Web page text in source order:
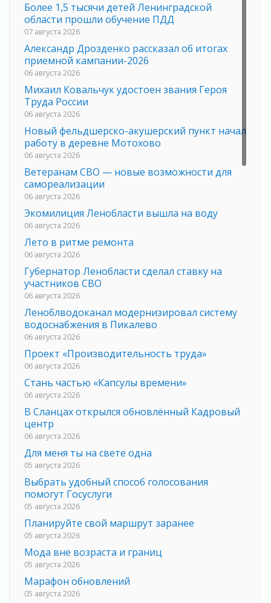
Более 1,5 тысячи детей Ленинградской
области прошли обучение ПДД
07 августа 2026
Александр Дрозденко рассказал об итогах
приемной кампании-2026
06 августа 2026
Михаил Ковальчук удостоен звания Героя
Труда России
06 августа 2026
Новый фельдшерско-акушерский пункт начал
работу в деревне Мотохово
06 августа 2026
Ветеранам СВО — новые возможности для
самореализации
06 августа 2026
Экомилиция Ленобласти вышла на воду
06 августа 2026
Лето в ритме ремонта
06 августа 2026
Губернатор Ленобласти сделал ставку на
участников СВО
06 августа 2026
Леноблводоканал модернизировал систему
водоснабжения в Пикалево
06 августа 2026
Проект «Производительность труда»
06 августа 2026
Стань частью «Капсулы времени»
06 августа 2026
В Сланцах открылся обновлённый Кадровый
центр
06 августа 2026
Для меня ты на свете одна
05 августа 2026
Выбрать удобный способ голосования
помогут Госуслуги
05 августа 2026
Планируйте свой маршрут заранее
05 августа 2026
Мода вне возраста и границ
05 августа 2026
Марафон обновлений
05 августа 2026